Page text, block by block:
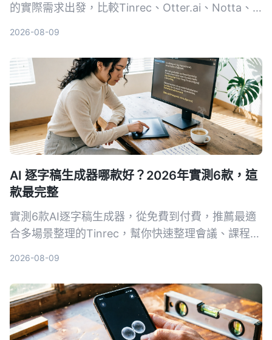
的實際需求出發，比較Tinrec、Otter.ai、Notta、
2026-08-09
AI 逐字稿生成器哪款好？2026年實測6款，這
款最完整
實測6款AI逐字稿生成器，從免費到付費，推薦最適
合多場景整理的Tinrec，幫你快速整理會議、課程、
2026-08-09